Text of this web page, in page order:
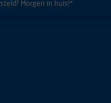
Morgen in huis!*